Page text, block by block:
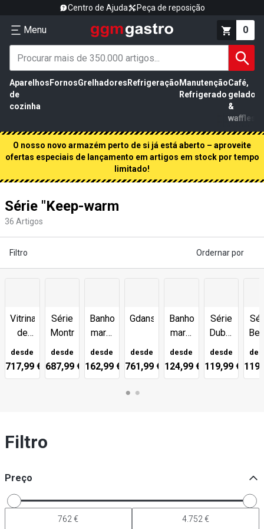
Centro de Ajuda Peça de reposição
Menu 0
Aparelhos
de
cozinha
FornosGrelhadores Refrigeração Manutenção
Refrigerado
Café,
gelados
&
waffles
O nosso novo armazém perto de si já está aberto – aproveite
ofertas especiais de lançamento em artigos em stock por tempo
limitado!
Série "Keep-warm
36 Artigos
Filtro Ordernar por
Vitrinas
de
aquecimento
-
desde
717,99 €
Série
Montreal
desde
687,99 €
Banhos-
maria
placas
de
aquecimento
desde
162,99 €
Gdansk
desde
761,99 €
Banhos-
maria
balcões
de
desde
124,99 €
Série
Dublin
Preto
desde
119,99 €
Filtro
Preço